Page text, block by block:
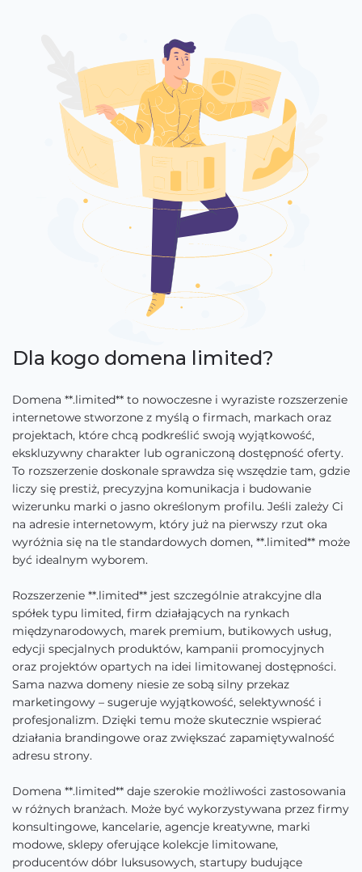
Dla kogo domena limited?
Domena **.limited** to nowoczesne i wyraziste rozszerzenie
internetowe stworzone z myślą o firmach, markach oraz
projektach, które chcą podkreślić swoją wyjątkowość,
ekskluzywny charakter lub ograniczoną dostępność oferty.
To rozszerzenie doskonale sprawdza się wszędzie tam, gdzie
liczy się prestiż, precyzyjna komunikacja i budowanie
wizerunku marki o jasno określonym profilu. Jeśli zależy Ci
na adresie internetowym, który już na pierwszy rzut oka
wyróżnia się na tle standardowych domen, **.limited** może
być idealnym wyborem.
Rozszerzenie **.limited** jest szczególnie atrakcyjne dla
spółek typu limited, firm działających na rynkach
międzynarodowych, marek premium, butikowych usług,
edycji specjalnych produktów, kampanii promocyjnych
oraz projektów opartych na idei limitowanej dostępności.
Sama nazwa domeny niesie ze sobą silny przekaz
marketingowy – sugeruje wyjątkowość, selektywność i
profesjonalizm. Dzięki temu może skutecznie wspierać
działania brandingowe oraz zwiększać zapamiętywalność
adresu strony.
Domena **.limited** daje szerokie możliwości zastosowania
w różnych branżach. Może być wykorzystywana przez firmy
konsultingowe, kancelarie, agencje kreatywne, marki
modowe, sklepy oferujące kolekcje limitowane,
producentów dóbr luksusowych, startupy budujące